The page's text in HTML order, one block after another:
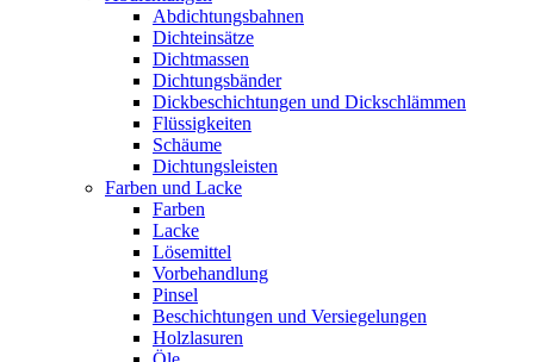
Abdichtungsbahnen
Dichteinsätze
Dichtmassen
Dichtungsbänder
Dickbeschichtungen und Dickschlämmen
Flüssigkeiten
Schäume
Dichtungsleisten
Farben und Lacke
Farben
Lacke
Lösemittel
Vorbehandlung
Pinsel
Beschichtungen und Versiegelungen
Holzlasuren